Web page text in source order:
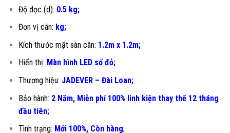
Độ đọc (d): 0.5 kg;
Đơn vị cân: kg;
Kích thước mặt sàn cân: 1.2m x 1.2m;
Hiển thị: Màn hình LED số đỏ;
Thương hiệu: JADEVER – Đài Loan;
Bảo hành: 2 Năm, Miễn phí 100% linh kiện thay thế 12 tháng
đầu tiên;
Tình trạng: Mới 100%, Còn hàng;